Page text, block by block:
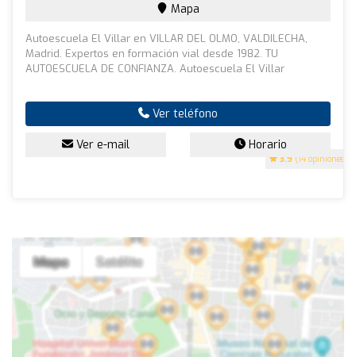
3.9 (14 opiniones)
Mapa
Autoescuela El Villar en VILLAR DEL OLMO, VALDILECHA,
Madrid. Expertos en formación vial desde 1982. TU
AUTOESCUELA DE CONFIANZA. Autoescuela El Villar
Ver teléfono
Ver e-mail Horario